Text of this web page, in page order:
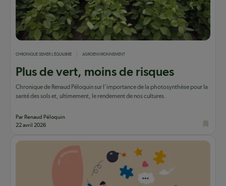
CHRONIQUE SEMER L'ÉQUILIBRE AGROENVIRONNEMENT
Plus de vert, moins de risques
Chronique de Renaud Péloquin sur l’importance de la photosynthèse pour la
santé des sols et, ultimement, le rendement de nos cultures.
Par Renaud Péloquin
22 avril 2026